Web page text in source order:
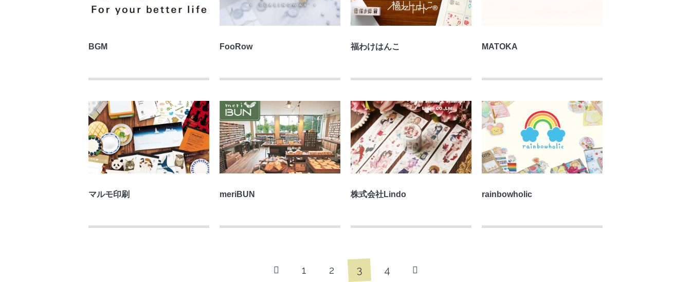
BGM FooRow 福わけはんこ MATOKA
マルモ印刷 meriBUN 株式会社Lindo rainbowholic
1 2 3 4